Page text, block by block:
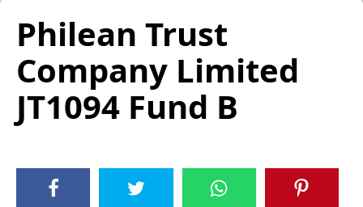
Philean Trust
Company Limited
JT1094 Fund B